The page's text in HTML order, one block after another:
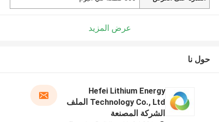
عرض المزيد
حول نا
Hefei Lithium Energy
Technology Co., Ltd الملف
الشركة المصنعة